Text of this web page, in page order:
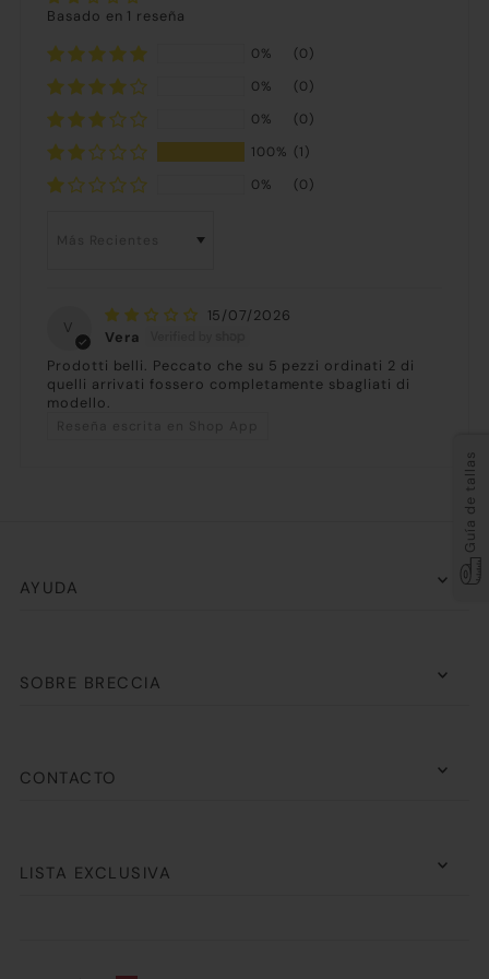
Basado en 1 reseña
0%
(0)
0%
(0)
0%
(0)
100% (1)
0%
(0)
V
15/07/2026
Vera
Prodotti belli. Peccato che su 5 pezzi ordinati 2 di
quelli arrivati fossero completamente sbagliati di
modello.
AYUDA
SOBRE BRECCIA
CONTACTO
LISTA EXCLUSIVA
Guía de tallas